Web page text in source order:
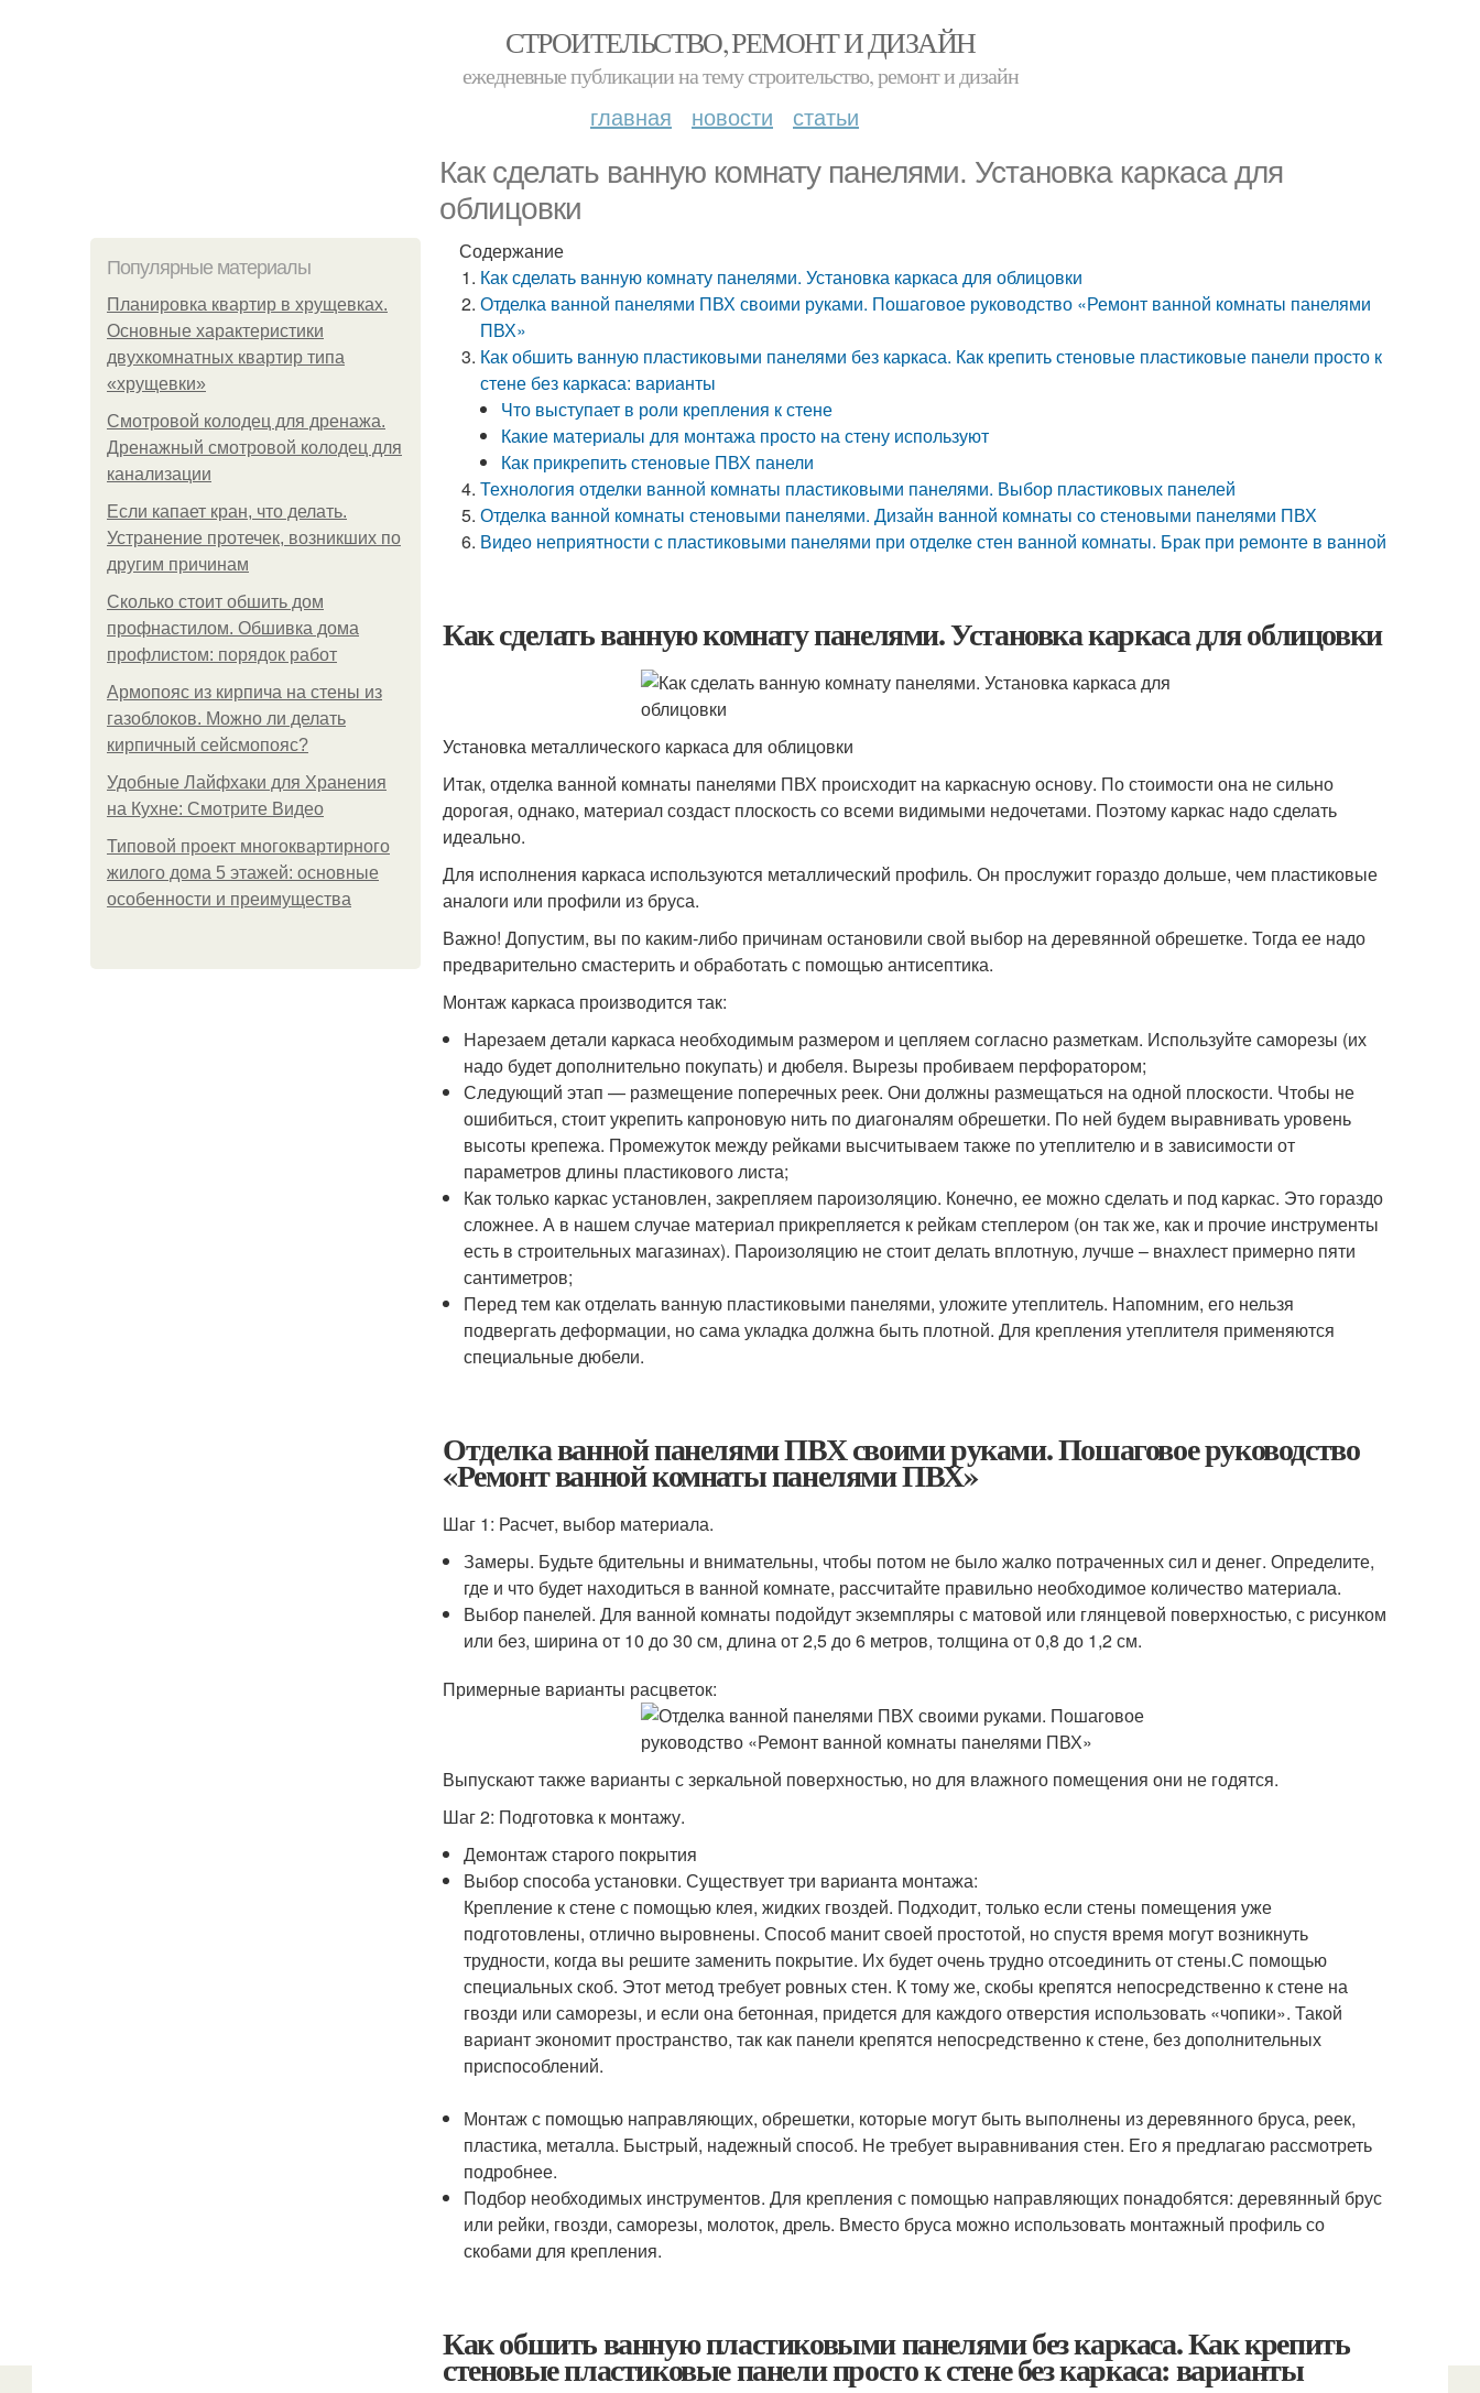
СТРОИТЕЛЬСТВО, РЕМОНТ И ДИЗАЙН
ежедневные публикации на тему строительство, ремонт и дизайн
главная новости статьи
Как сделать ванную комнату панелями. Установка каркаса для
облицовки
Популярные материалы
Планировка квартир в хрущевках.
Основные характеристики
двухкомнатных квартир типа
«хрущевки»
Смотровой колодец для дренажа.
Дренажный смотровой колодец для
канализации
Если капает кран, что делать.
Устранение протечек, возникших по
другим причинам
Сколько стоит обшить дом
профнастилом. Обшивка дома
профлистом: порядок работ
Армопояс из кирпича на стены из
газоблоков. Можно ли делать
кирпичный сейсмопояс?
Удобные Лайфхаки для Хранения
на Кухне: Смотрите Видео
Типовой проект многоквартирного
жилого дома 5 этажей: основные
особенности и преимущества
Содержание
Как сделать ванную комнату панелями. Установка каркаса для облицовки
Отделка ванной панелями ПВХ своими руками. Пошаговое руководство «Ремонт ванной комнаты панелями
ПВХ»
Как обшить ванную пластиковыми панелями без каркаса. Как крепить стеновые пластиковые панели просто к
стене без каркаса: варианты
Что выступает в роли крепления к стене
Какие материалы для монтажа просто на стену используют
Как прикрепить стеновые ПВХ панели
Технология отделки ванной комнаты пластиковыми панелями. Выбор пластиковых панелей
Отделка ванной комнаты стеновыми панелями. Дизайн ванной комнаты со стеновыми панелями ПВХ
Видео неприятности с пластиковыми панелями при отделке стен ванной комнаты. Брак при ремонте в ванной
Как сделать ванную комнату панелями. Установка каркаса для облицовки
Установка металлического каркаса для облицовки
Итак, отделка ванной комнаты панелями ПВХ происходит на каркасную основу. По стоимости она не сильно
дорогая, однако, материал создаст плоскость со всеми видимыми недочетами. Поэтому каркас надо сделать
идеально.
Для исполнения каркаса используются металлический профиль. Он прослужит гораздо дольше, чем пластиковые
аналоги или профили из бруса.
Важно! Допустим, вы по каким-либо причинам остановили свой выбор на деревянной обрешетке. Тогда ее надо
предварительно смастерить и обработать с помощью антисептика.
Монтаж каркаса производится так:
Нарезаем детали каркаса необходимым размером и цепляем согласно разметкам. Используйте саморезы (их
надо будет дополнительно покупать) и дюбеля. Вырезы пробиваем перфоратором;
Следующий этап — размещение поперечных реек. Они должны размещаться на одной плоскости. Чтобы не
ошибиться, стоит укрепить капроновую нить по диагоналям обрешетки. По ней будем выравнивать уровень
высоты крепежа. Промежуток между рейками высчитываем также по утеплителю и в зависимости от
параметров длины пластикового листа;
Как только каркас установлен, закрепляем пароизоляцию. Конечно, ее можно сделать и под каркас. Это гораздо
сложнее. А в нашем случае материал прикрепляется к рейкам степлером (он так же, как и прочие инструменты
есть в строительных магазинах). Пароизоляцию не стоит делать вплотную, лучше – внахлест примерно пяти
сантиметров;
Перед тем как отделать ванную пластиковыми панелями, уложите утеплитель. Напомним, его нельзя
подвергать деформации, но сама укладка должна быть плотной. Для крепления утеплителя применяются
специальные дюбели.
Отделка ванной панелями ПВХ своими руками. Пошаговое руководство
«Ремонт ванной комнаты панелями ПВХ»
Шаг 1: Расчет, выбор материала.
Замеры. Будьте бдительны и внимательны, чтобы потом не было жалко потраченных сил и денег. Определите,
где и что будет находиться в ванной комнате, рассчитайте правильно необходимое количество материала.
Выбор панелей. Для ванной комнаты подойдут экземпляры с матовой или глянцевой поверхностью, с рисунком
или без, ширина от 10 до 30 см, длина от 2,5 до 6 метров, толщина от 0,8 до 1,2 см.
Примерные варианты расцветок:
Выпускают также варианты с зеркальной поверхностью, но для влажного помещения они не годятся.
Шаг 2: Подготовка к монтажу.
Демонтаж старого покрытия
Выбор способа установки. Существует три варианта монтажа:
Крепление к стене с помощью клея, жидких гвоздей. Подходит, только если стены помещения уже
подготовлены, отлично выровнены. Способ манит своей простотой, но спустя время могут возникнуть
трудности, когда вы решите заменить покрытие. Их будет очень трудно отсоединить от стены.С помощью
специальных скоб. Этот метод требует ровных стен. К тому же, скобы крепятся непосредственно к стене на
гвозди или саморезы, и если она бетонная, придется для каждого отверстия использовать «чопики». Такой
вариант экономит пространство, так как панели крепятся непосредственно к стене, без дополнительных
приспособлений.
Монтаж с помощью направляющих, обрешетки, которые могут быть выполнены из деревянного бруса, реек,
пластика, металла. Быстрый, надежный способ. Не требует выравнивания стен. Его я предлагаю рассмотреть
подробнее.
Подбор необходимых инструментов. Для крепления с помощью направляющих понадобятся: деревянный брус
или рейки, гвозди, саморезы, молоток, дрель. Вместо бруса можно использовать монтажный профиль со
скобами для крепления.
Как обшить ванную пластиковыми панелями без каркаса. Как крепить
стеновые пластиковые панели просто к стене без каркаса: варианты